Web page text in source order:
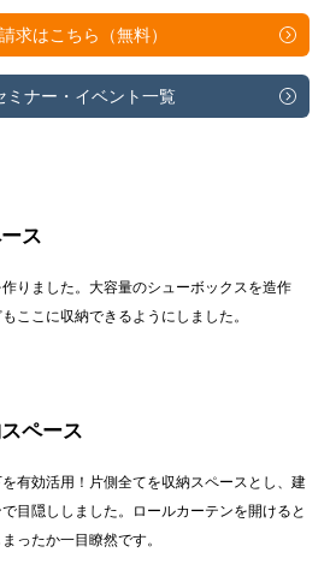
求はこちら（無料）
ミナー・ イベント一覧
ス
りました。大容量のシューボックスを造作
ここに収納できるようにしました。
ペース
有効活用！片側全てを収納スペースとし、建
目隠ししました。ロールカーテンを開けると
ったか一目瞭然です。